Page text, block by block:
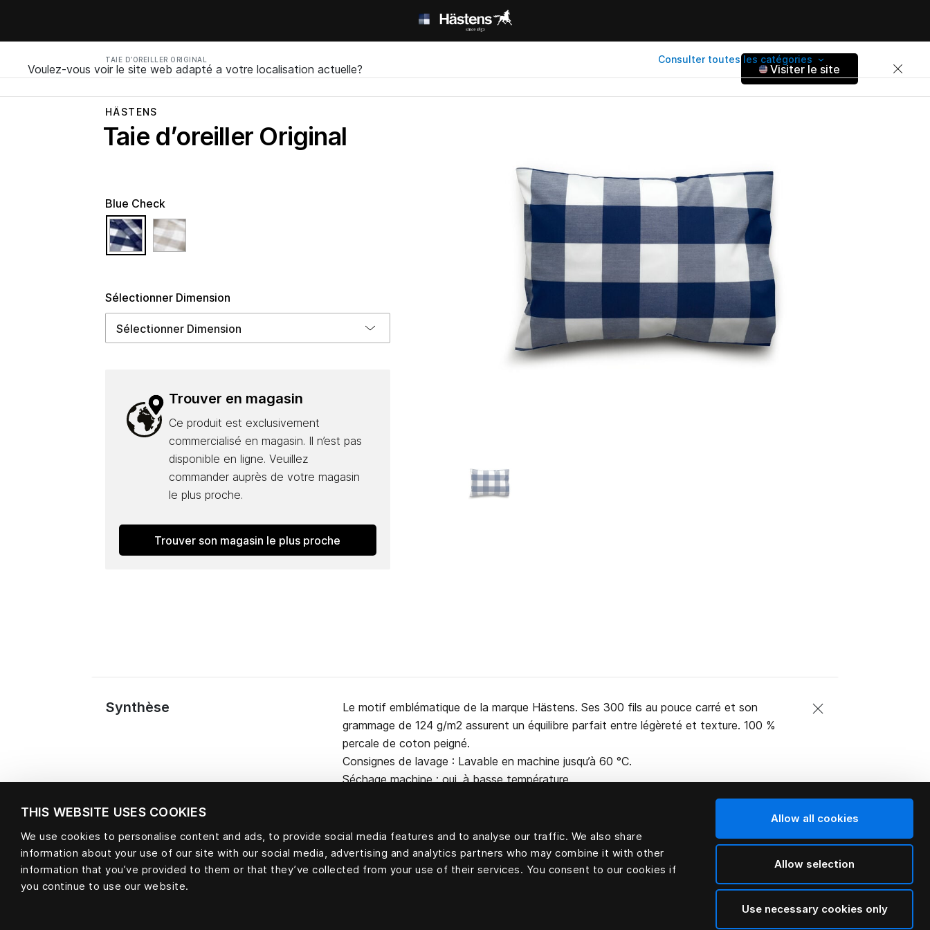
THIS WEBSITE USES COOKIES
We use cookies to personalise content and ads, to provide social media features and to analyse our traffic. We also share
information about your use of our site with our social media, advertising and analytics partners who may combine it with other
information that you’ve provided to them or that they’ve collected from your use of their services. You consent to our cookies if
you continue to use our website.
Allow all cookies
Allow selection
Use necessary cookies only
TAIE D’OREILLER ORIGINAL Consulter toutes les catégories
Voulez-vous voir le site web adapté a votre localisation actuelle? Visiter le site
HÄSTENS
Taie d’oreiller Original
Sélectionner Dimension
Blue Check
selected
Trouver en magasin
Ce produit est exclusivement
commercialisé en magasin. Il n’est pas
disponible en ligne. Veuillez
commander auprès de votre magasin
le plus proche.
Trouver son magasin le plus proche
Synthèse
Le motif emblématique de la marque Hästens. Ses 300 fils au pouce carré et son
grammage de 124 g/m2 assurent un équilibre parfait entre légèreté et texture. 100 %
percale de coton peigné.
Consignes de lavage : Lavable en machine jusqu’à 60 °C.
Séchage machine : oui, à basse température.
Matière 100 % coton